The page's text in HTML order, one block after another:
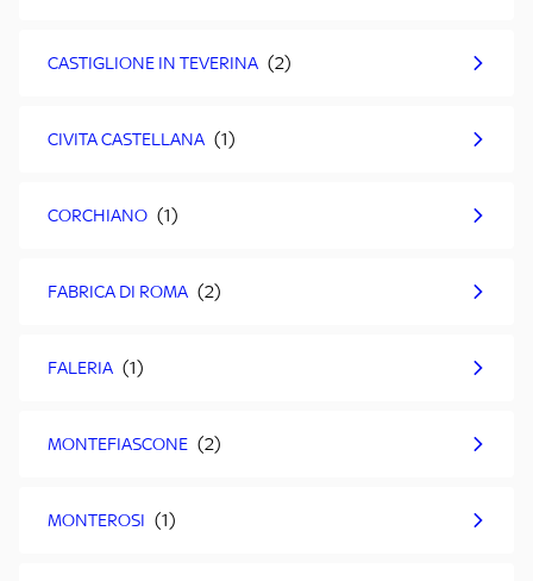
CASTIGLIONE IN TEVERINA
CIVITA CASTELLANA
CORCHIANO
FABRICA DI ROMA
FALERIA
MONTEFIASCONE
MONTEROSI